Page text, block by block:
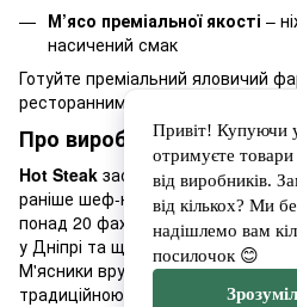
М’ясо преміальної якості –
насичений смак
Готуйте преміальний яловичий
ресторанним смаком у себе вдома!
Про виробника
Hot Steak заснували Руслан
раніше шеф-кухарі провідних
понад 20 фахівців відкрила
у Дніпрі та щотижня готує стейки
М'ясники вручну відбирають і
традиційною технологією вологої